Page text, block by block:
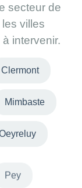
secteur de
villes
intervenir.
Clermont
Mimbaste